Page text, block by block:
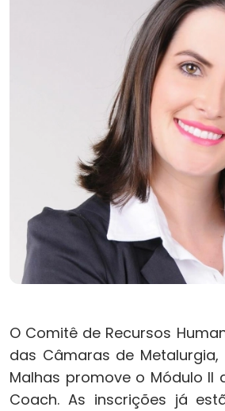
O Comitê de Recursos
das Câmaras de Metalurgia,
Malhas promove o Módulo II
Coach. As inscrições já